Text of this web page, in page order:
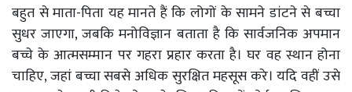
बहुत से माता-पिता यह मानते हैं कि लोगों के सामने डांटने से बच्चा
सुधर जाएगा, जबकि मनोविज्ञान बताता है कि सार्वजनिक अपमान
बच्चे के आत्मसम्मान पर गहरा प्रहार करता है। घर वह स्थान होना
चाहिए, जहां बच्चा सबसे अधिक सुरक्षित महसूस करे। यदि वहीं उसे